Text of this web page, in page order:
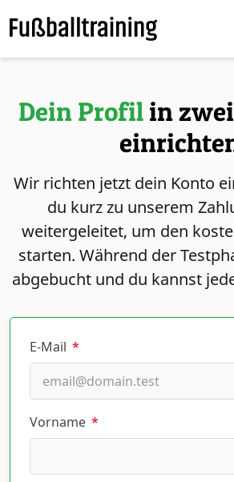
Dein Profilin
Wir richten jetzt dein Konto
du kurz zu unserem
weitergeleitet, um den
starten. Während der
abgebucht und du kannst
E-Mail *
Vorname *